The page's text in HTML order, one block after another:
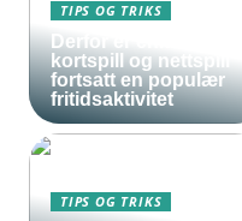
TIPS OG TRIKS
Derfor er enkle
kortspill og nettspill
fortsatt en populær
fritidsaktivitet
TIPS OG TRIKS